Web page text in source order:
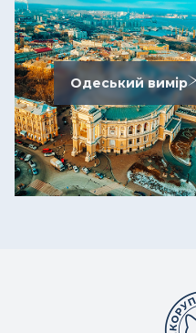
Одеський вимір